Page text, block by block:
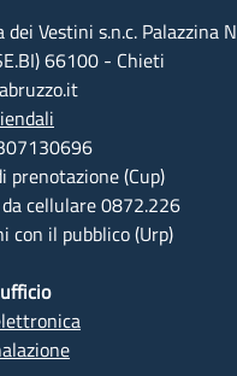
dei Vestini s.n.c. Palazzina N
66100 - Chieti
prenotazione (Cup)
cellulare 0872.226
con il pubblico (Urp)